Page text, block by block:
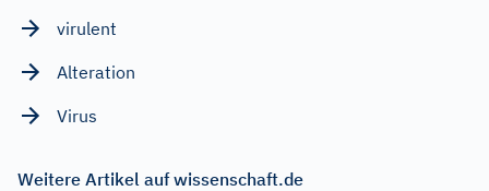
virulent
Alteration
Virus
Weitere Artikel auf wissenschaft.de